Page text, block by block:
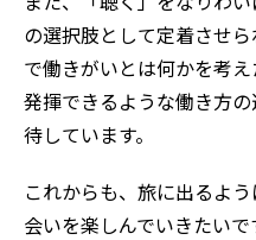
の選択肢として定着させ
で働きがいとは何かを考
発揮できるような働き方
待しています。
これからも、旅に出るよ
会いを楽しんでいきたい